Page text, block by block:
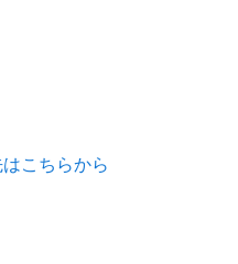
こちらから